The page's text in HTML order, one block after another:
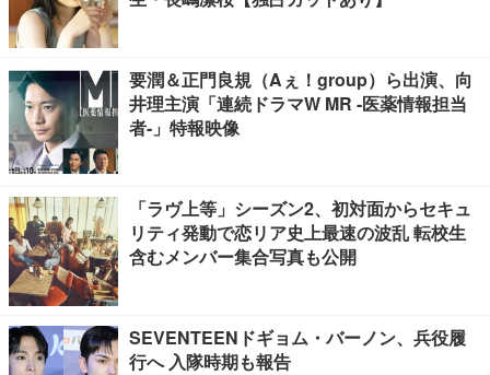
要潤＆正門良規（Aぇ！group）ら出演、向
井理主演「連続ドラマW MR -医薬情報担当
者-」特報映像
「ラヴ上等」シーズン2、初対面からセキュ
リティ発動で恋リア史上最速の波乱 転校生
含むメンバー集合写真も公開
SEVENTEENドギョム・バーノン、兵役履
行へ 入隊時期も報告